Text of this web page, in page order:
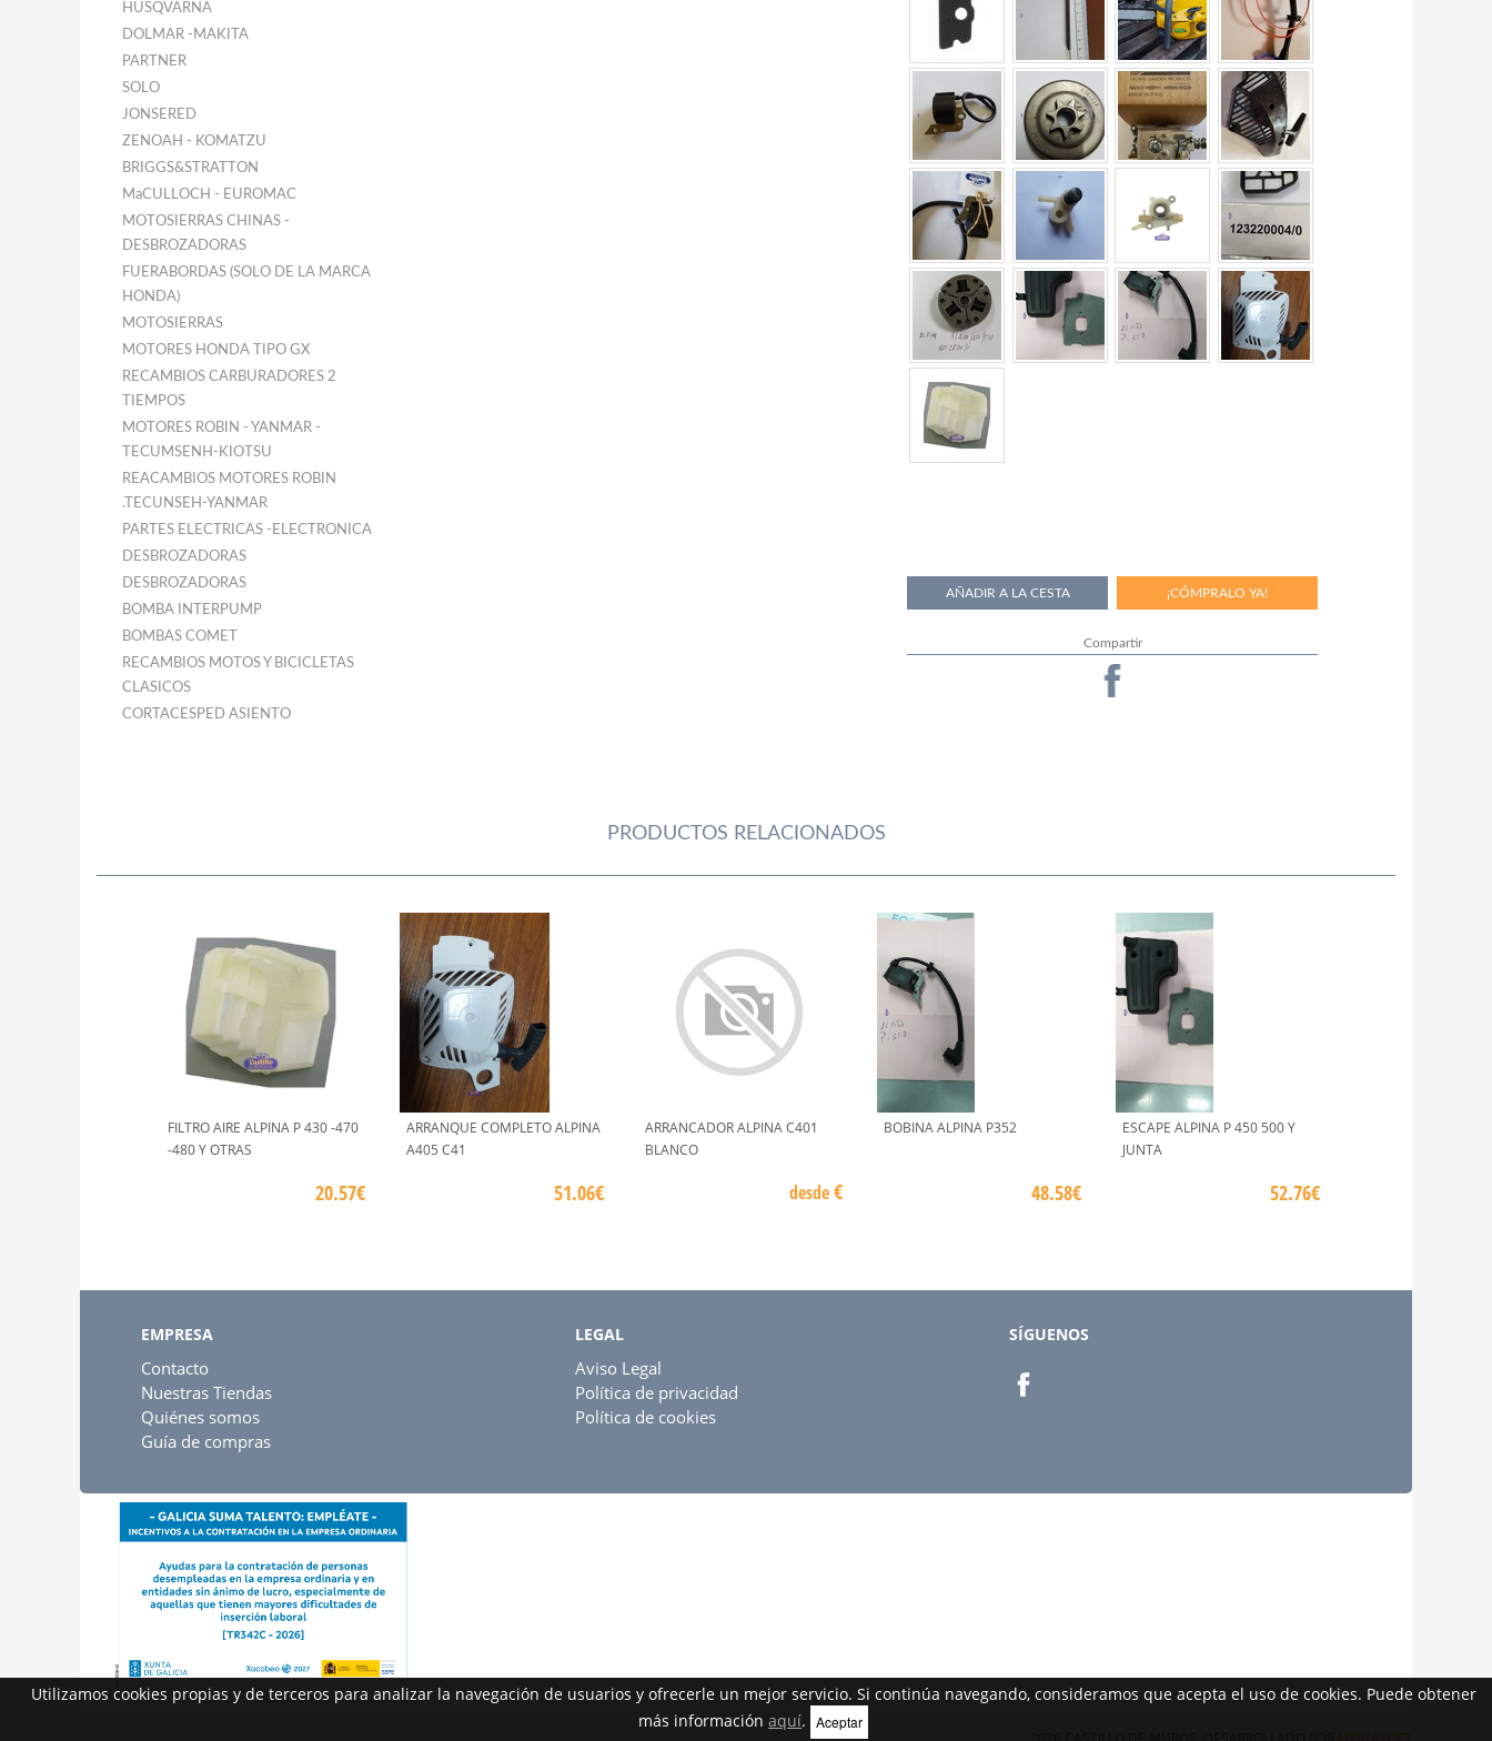
HUSQVARNA
DOLMAR -MAKITA
PARTNER
SOLO
JONSERED
ZENOAH - KOMATZU
BRIGGS&STRATTON
MaCULLOCH - EUROMAC
MOTOSIERRAS CHINAS -
DESBROZADORAS
FUERABORDAS (SOLO DE LA MARCA
HONDA)
MOTOSIERRAS
MOTORES HONDA TIPO GX
RECAMBIOS CARBURADORES 2
TIEMPOS
MOTORES ROBIN - YANMAR -
TECUMSENH-KIOTSU
REACAMBIOS MOTORES ROBIN
.TECUNSEH-YANMAR
PARTES ELECTRICAS -ELECTRONICA
DESBROZADORAS
DESBROZADORAS
BOMBA INTERPUMP
BOMBAS COMET
RECAMBIOS MOTOS Y BICICLETAS
CLASICOS
CORTACESPED ASIENTO
Compartir
PRODUCTOS RELACIONADOS
FILTRO AIRE ALPINA P 430 -470
-480 Y OTRAS
20.57€
ARRANQUE COMPLETO ALPINA
A405 C41
51.06€
ARRANCADOR ALPINA C401
BLANCO
desde€
BOBINA ALPINA P352
48.58€
ESCAPE ALPINA P 450 500 Y
JUNTA
52.76€
EMPRESA
Contacto
Nuestras Tiendas
Quiénes somos
Guía de compras
LEGAL
Aviso Legal
Política de privacidad
Política de cookies
SÍGUENOS
Utilizamos cookies propias y de terceros para analizar la navegación de usuarios y ofrecerle un mejor servicio. Si continúa navegando, consideramos que acepta el uso de cookies. Puede obtener
más informaciónaquí. Aceptar